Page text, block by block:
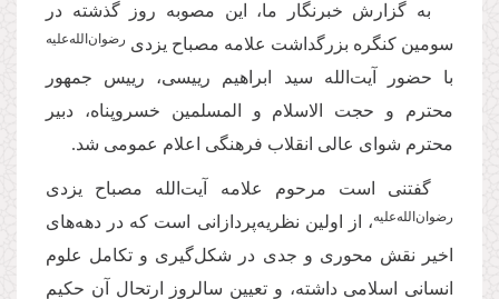
به گزارش خبرنگار ما، این مصوبه روز گذشته در
سومین کنگره بزرگداشت علامه مصباح یزدی رضوان‌الله‌علیه
با حضور آیت‌الله سید ابراهیم رییسی، رییس جمهور
محترم و حجت الاسلام و المسلمین خسروپناه، دبیر
محترم شوای عالی انقلاب فرهنگی اعلام عمومی شد.
گفتنی است مرحوم علامه آیت‌الله مصباح یزدی
رضوان‌الله‌علیه، از اولین نظریه‌پردازانی است كه در دهه‌های
اخیر نقش محوری و جدی در شکل‌گیری و تکامل علوم
انسانی اسلامی داشته، و تعیین سالروز ارتحال آن حكیم